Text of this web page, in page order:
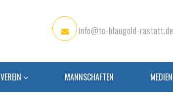
info@tc-blaugold-rastatt.de
VEREIN MANNSCHAFTEN MEDIEN